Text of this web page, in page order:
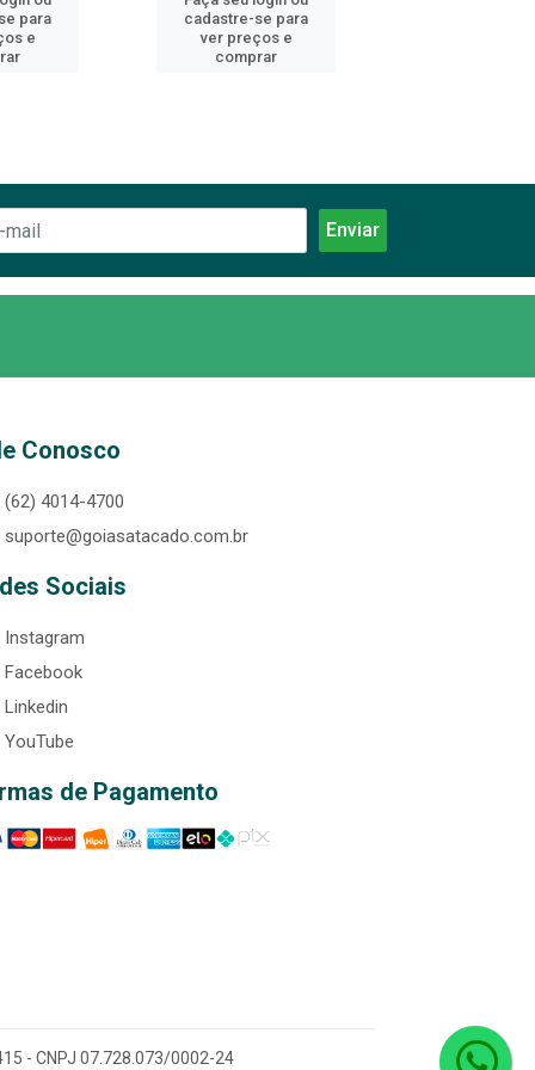
para
e
cadastre-se para
ver preços e
comprar
Conosco
(62) 4014-4700
suporte@goiasatacado.com.br
Sociais
Instagram
Facebook
Linkedin
YouTube
de Pagamento
- CNPJ 07.728.073/0002-24